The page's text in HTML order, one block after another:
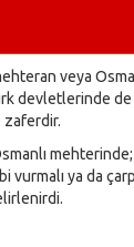
veya
devletlerinde de
zaferdir.
vurmalı ya da